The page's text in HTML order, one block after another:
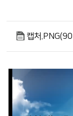
캡처